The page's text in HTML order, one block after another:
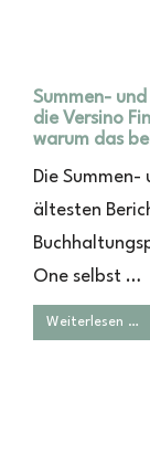
Summen- und
die Versino
warum das
Die
ältesten
One selbst …
Weiterlesen …